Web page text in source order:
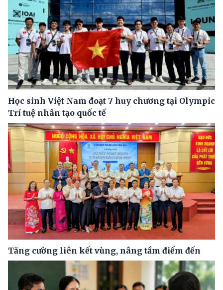
Học sinh Việt Nam đoạt 7 huy chương tại Olympic
Trí tuệ nhân tạo quốc tế
Tăng cường liên kết vùng, nâng tầm điểm đến